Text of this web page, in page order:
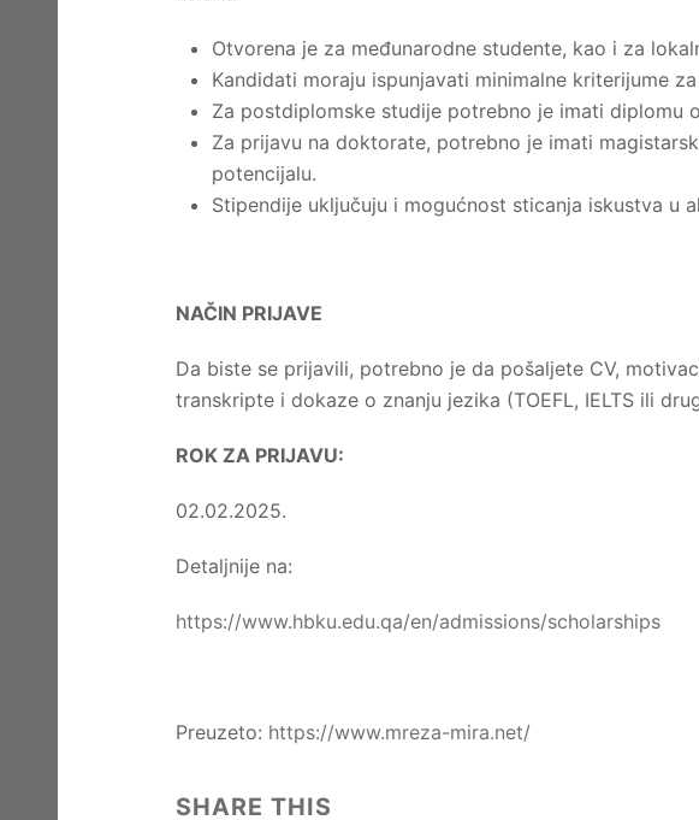
Otvorena je za međunarodne studente, kao i za
Kandidati moraju ispunjavati minimalne kriterijume
Za postdiplomske studije potrebno je imati diplomu
Za prijavu na doktorate, potrebno je imati
potencijalu.
Stipendije uključuju i mogućnost sticanja iskustva u
NAČIN PRIJAVE
Da biste se prijavili, potrebno je da pošaljete CV,
transkripte i dokaze o znanju jezika (TOEFL, IELTS ili
ROK ZA PRIJAVU:
02.02.2025.
Detaljnije na:
https://www.hbku.edu.qa/en/admissions/scholarships
Preuzeto: https://www.mreza-mira.net/
SHARE THIS